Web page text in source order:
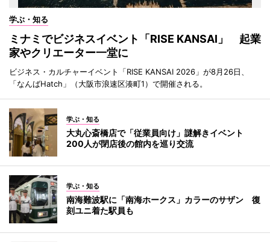
学ぶ・知る
ミナミでビジネスイベント「RISE KANSAI」 起業
家やクリエーター一堂に
ビジネス・カルチャーイベント「RISE KANSAI 2026」が8月26日、
「なんばHatch」（大阪市浪速区湊町1）で開催される。
学ぶ・知る
大丸心斎橋店で「従業員向け」謎解きイベント
200人が閉店後の館内を巡り交流
学ぶ・知る
南海難波駅に「南海ホークス」カラーのサザン 復
刻ユニ着た駅員も